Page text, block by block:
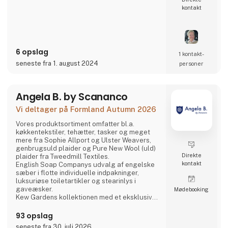
6 opslag
seneste fra 1. august 2024
kontakt
1 kontakt­
personer
Angela B. by Scananco
Vi deltager på Formland Autumn 2026
Vores produktsortiment omfatter bl.a.
køkkentekstiler, tehætter, tasker og meget
mere fra Sophie Allport og Ulster Weavers,
genbrugsuld plaider og Pure New Wool (uld)
plaider fra Tweedmill Textiles.
English Soap Companys udvalg af engelske
sæber i flotte individuelle indpakninger,
luksuriøse toiletartikler og stearinlys i
gaveæsker.
Kew Gardens kollektionen med et eksklusivt
håndcremer og håndrensere inspireret af
planternes duft og skønhed i Royal Botanic
93 opslag
Direkte
kontakt
Møde­booking